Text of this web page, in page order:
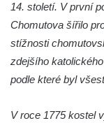
Jidášovo
Křížová cesta
hora
Křížová cesta
14. století. V první
Chomutova šířilo
stížnosti
zdejšího
podle které byl
V roce 1775 kostel